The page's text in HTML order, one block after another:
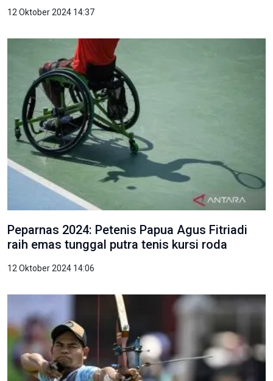
12 Oktober 2024 14:37
Peparnas 2024: Petenis Papua Agus Fitriadi
raih emas tunggal putra tenis kursi roda
12 Oktober 2024 14:06